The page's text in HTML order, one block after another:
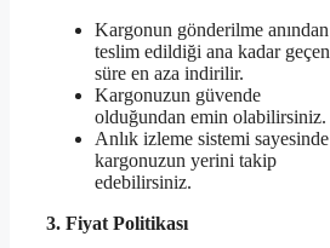
Kargonun gönderilme anından
teslim edildiği ana kadar geçen
süre en aza indirilir.
Kargonuzun güvende
olduğundan emin olabilirsiniz.
Anlık izleme sistemi sayesinde
kargonuzun yerini takip
edebilirsiniz.
3. Fiyat Politikası